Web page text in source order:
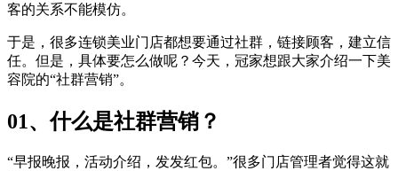
客的关系不能模仿。
于是，很多连锁美业门店都想要通过社群，链接顾客，建立信
任。但是，具体要怎么做呢？今天，冠家想跟大家介绍一下美
容院的“社群营销”。
01、什么是社群营销？
“早报晚报，活动介绍，发发红包。”很多门店管理者觉得这就